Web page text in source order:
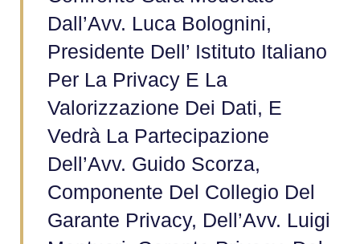
Dall’Avv. Luca Bolognini,
Presidente Dell’ Istituto Italiano
Per La Privacy E La
Valorizzazione Dei Dati, E
Vedrà La Partecipazione
Dell’Avv. Guido Scorza,
Componente Del Collegio Del
Garante Privacy, Dell’Avv. Luigi